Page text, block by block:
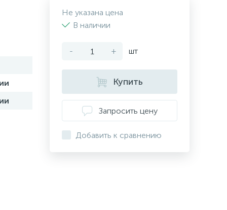
Не указана цена
В наличии
- + шт
Купить
Запросить цену
Добавить к сравнению